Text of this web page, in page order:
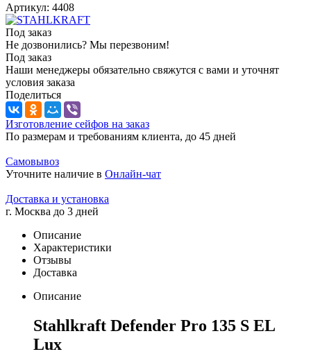
Артикул: 4408
Под заказ
Не дозвонились? Мы перезвоним!
Под заказ
Наши менеджеры обязательно свяжутся с вами и уточнят
условия заказа
Поделиться
Изготовление сейфов на заказ
По размерам и требованиям клиента, до 45 дней
Самовывоз
Уточните наличие в Онлайн-чат
Доставка и установка
г. Москва до 3 дней
Описание
Характеристики
Отзывы
Доставка
Описание
Stahlkraft Defender Pro 135 S EL
Lux